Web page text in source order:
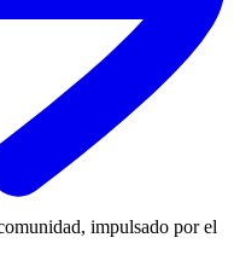
impulsado por el